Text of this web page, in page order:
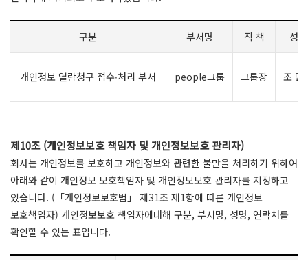
구분 부서명 직 책 성
개인정보 열람청구 접수∙처리 부서 people그룹 그룹장 조 민
제10조 (개인정보보호 책임자 및 개인정보보호 관리자)
회사는 개인정보를 보호하고 개인정보와 관련한 불만을 처리하기 위하여
아래와 같이 개인정보 보호책임자 및 개인정보보호 관리자를 지정하고
있습니다. (「개인정보보호법」 제31조 제1항에 따른 개인정보
보호책임자) 개인정보보호 책임자에대해 구분, 부서명, 성명, 연락처를
확인할 수 있는 표입니다.